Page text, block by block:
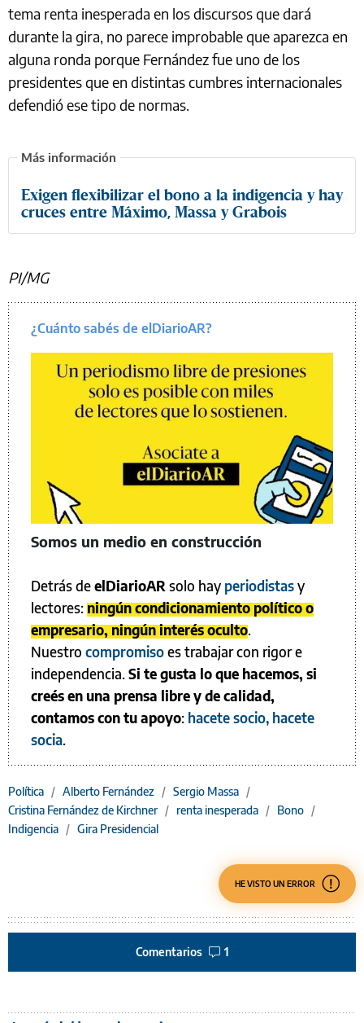
tema renta inesperada en los discursos que dará
durante la gira, no parece improbable que aparezca en
alguna ronda porque Fernández fue uno de los
presidentes que en distintas cumbres internacionales
defendió ese tipo de normas.
Exigen flexibilizar el bono a la indigencia y hay
cruces entre Máximo, Massa y Grabois
PI/MG
¿Cuánto sabés de elDiarioAR?
Somos un medio en construcción
Detrás deelDiarioAR solo hay periodistasy
lectores:ningún condicionamiento político o
empresario, ningún interés oculto.
Nuestro compromisoes trabajar con rigor e
independencia.Si te gusta lo que hacemos, si
creés en una prensa libre y de calidad,
contamos con tu apoyo: hacete socio, hacete
socia.
Política / Alberto Fernández / Sergio Massa /
Cristina Fernández de Kirchner / renta inesperada / Bono /
Indigencia / Gira Presidencial
HE VISTO UN ERROR
Comentarios 1